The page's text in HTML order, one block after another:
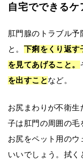
自宅でできるケ
肛門腺のトラブル予
と。 下痢をくり返す
を見てあげること。
を出すことなど。
お尻まわりが不衛
子は肛門の周囲の毛
お尻をペット用のウ
いいでしょう。拭く